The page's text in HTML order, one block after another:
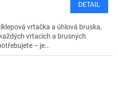
DETAIL
vrtačka a úhlová bruska,
vrtacích a brusných
– je...